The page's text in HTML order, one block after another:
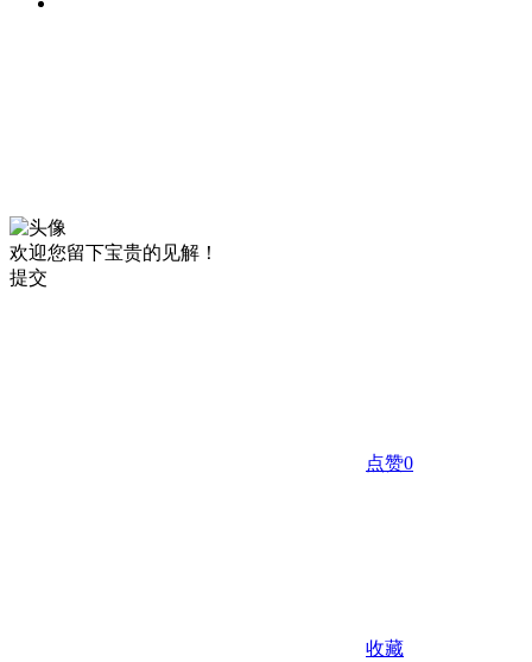
欢迎您留下宝贵的见解！
提交
点赞0
收藏